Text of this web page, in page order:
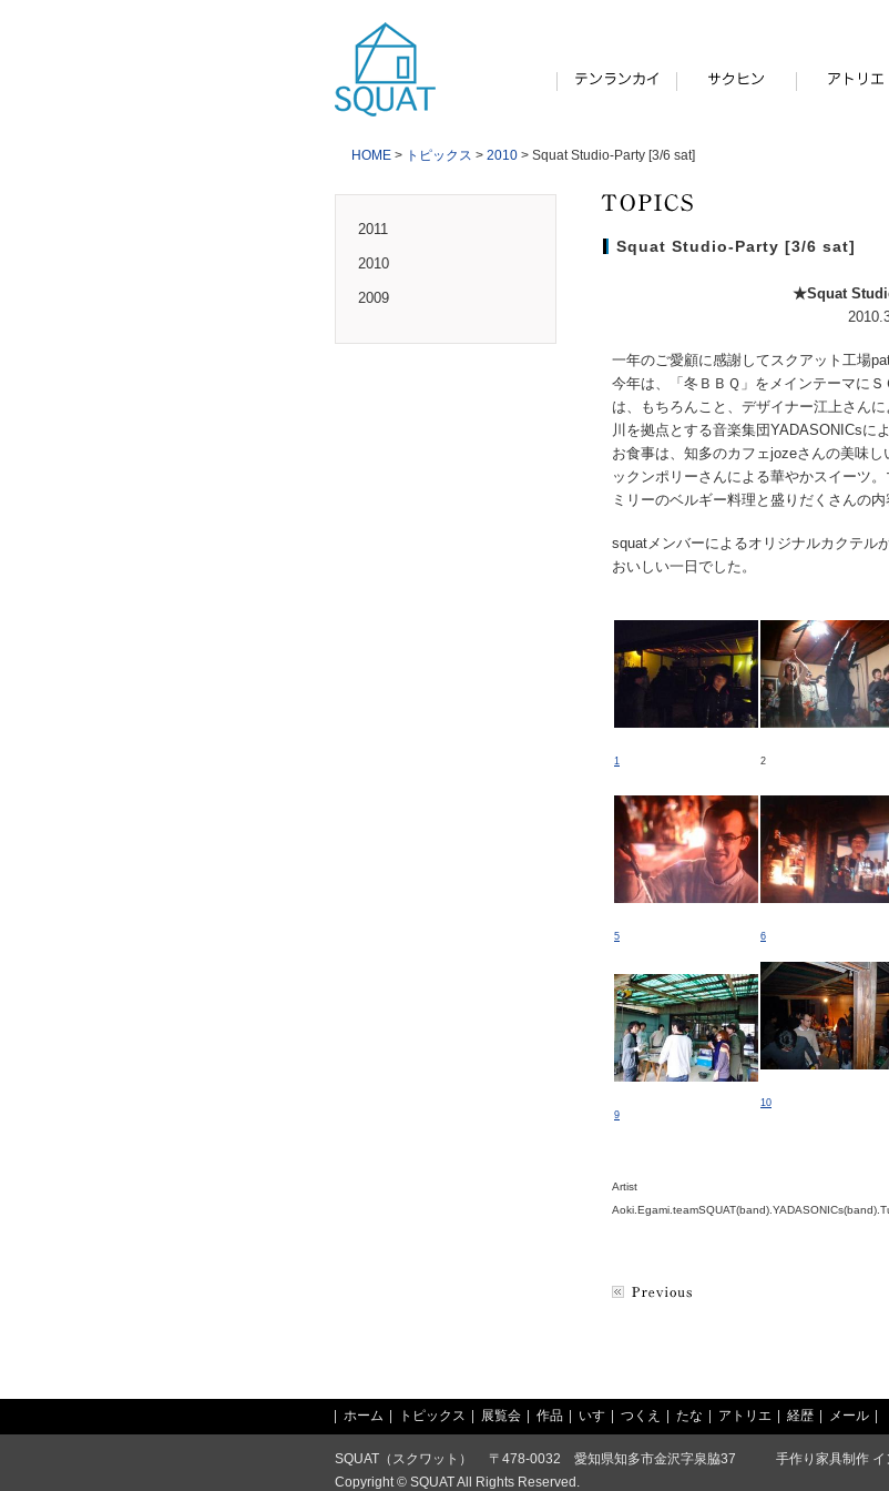
HOME > トピックス > 2010 > Squat Studio-Party [3/6 sat]
Squat Studio-Party [3/6 sat]
★Squat
一年のご愛顧に感謝してスクアット工場
今年は、「冬ＢＢＱ」をメインテーマに
は、もちろんこと、デザイナー江上さん
川を拠点とする音楽集団YADASONICsに
お食事は、知多のカフェjozeさんの美味
ックンポリーさんによる華やかスイーツ
ミリーのベルギー料理と盛りだくさんの内
squatメンバーによるオリジナルカクテル
おいしい一日でした。
1 2
5 6
9
10
Artist
2011
2010
2009
ホーム トピックス 展覧会 作品 いす つくえ たな アトリエ 経歴 メール
SQUAT（スクワット） 〒478-0032 愛知県知多市金沢字泉脇37 手作り家具制作 イ
Copyright © SQUATAll Rights Reserved.